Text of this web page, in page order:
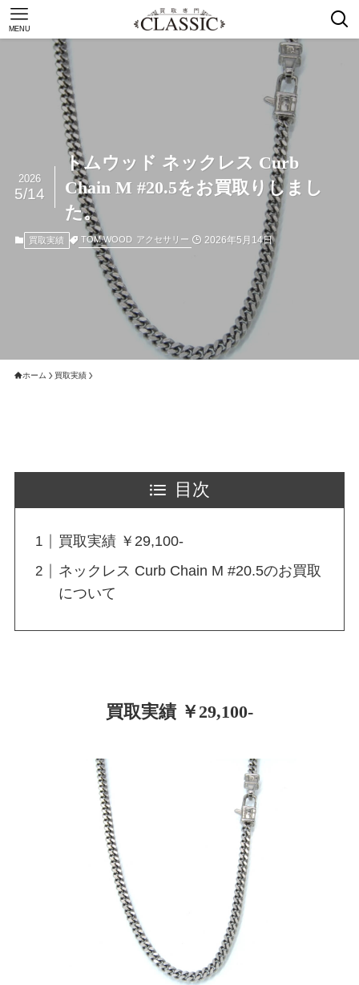
MENU
トムウッド ネックレス Curb
Chain M #20.5をお買取りしまし
た。
2026
5/14
買取実績 TOM WOOD アクセサリー 2026年5月14日
ホーム 買取実績
目次
買取実績 ￥29,100-
ネックレス Curb Chain M #20.5のお買取
について
買取実績 ￥29,100-